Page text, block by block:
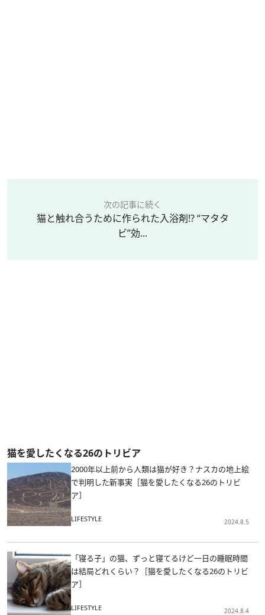
次の記事に続く
猫と触れ合うために作られた入浴剤!? “マタタ
ビ”効...
猫を愛したくなる26のトリビア
2000年以上前から人類は猫が好き？ナスカの地上絵
で判明した新事実［猫を愛したくなる26のトリビ
ア］
LIFESTYLE 2024.8.5
「寝る子」の猫、ずっと寝てるけど一日の睡眠時間
は結局どれくらい？［猫を愛したくなる26のトリビ
ア］
LIFESTYLE 2024.8.4